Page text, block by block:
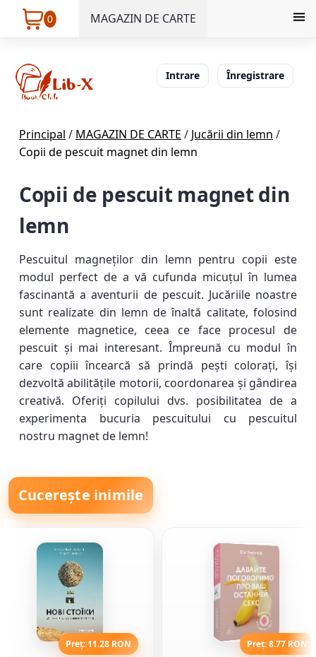
0 MAGAZIN DE CARTE
Intrare Înregistrare
Principal / MAGAZIN DE CARTE / Jucării din lemn /
Copii de pescuit magnet din lemn
Copii de pescuit magnet din
lemn
Pescuitul magneților din lemn pentru copii este
modul perfect de a vă cufunda micuțul în lumea
fascinantă a aventurii de pescuit. Jucăriile noastre
sunt realizate din lemn de înaltă calitate, folosind
elemente magnetice, ceea ce face procesul de
pescuit și mai interesant. Împreună cu modul în
care copiii încearcă să prindă pești colorați, își
dezvoltă abilitățile motorii, coordonarea și gândirea
creativă. Oferiți copilului dvs. posibilitatea de a
experimenta bucuria pescuitului cu pescuitul
nostru magnet de lemn!
Cucerește inimile
Preț: 11.28 RON Preț: 8.77 RON